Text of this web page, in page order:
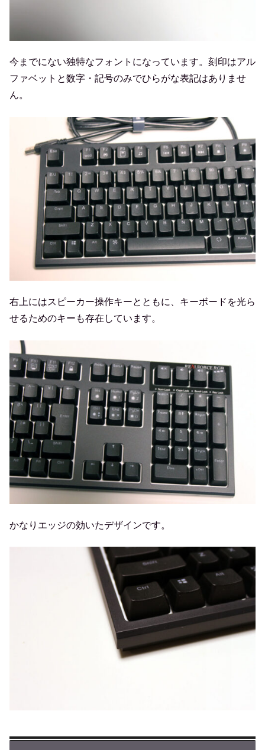
今までにない独特なフォントになっています。刻印はアル
ファベットと数字・記号のみでひらがな表記はありませ
ん。
右上にはスピーカー操作キーとともに、キーボードを光ら
せるためのキーも存在しています。
かなりエッジの効いたデザインです。